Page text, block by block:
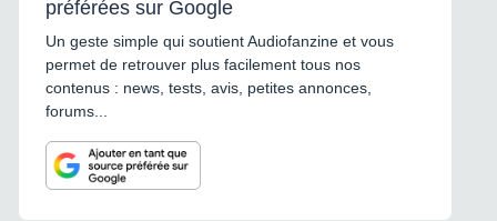
préférées sur Google
Un geste simple qui soutient Audiofanzine et vous
permet de retrouver plus facilement tous nos
contenus : news, tests, avis, petites annonces,
forums...